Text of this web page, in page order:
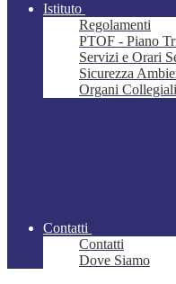
Istituto
Regolamenti
PTOF - Piano
Servizi e Orari
Sicurezza
Organi
Contatti
Contatti
Dove Siamo